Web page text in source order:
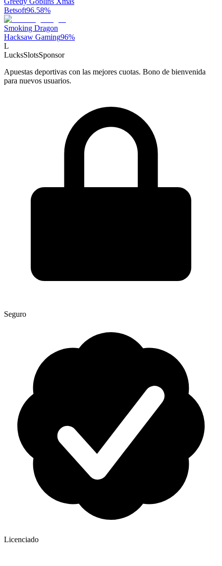
Betsoft96.58%
Smoking Dragon
Hacksaw Gaming96%
L
LucksSlotsSponsor
Apuestas deportivas con las mejores cuotas. Bono de bienvenida
para nuevos usuarios.
Seguro
Licenciado